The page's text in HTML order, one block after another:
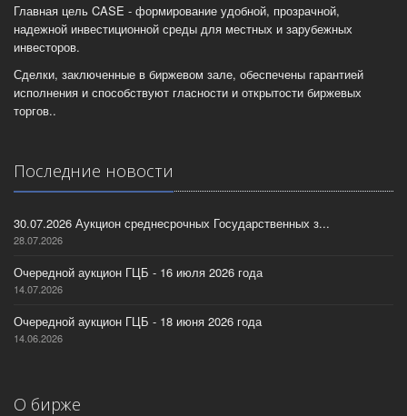
Главная цель CASE - формирование удобной, прозрачной,
надежной инвестиционной среды для местных и зарубежных
инвесторов.
Сделки, заключенные в биржевом зале, обеспечены гарантией
исполнения и способствуют гласности и открытости биржевых
торгов..
Последние новости
30.07.2026 Аукцион среднесрочных Государственных з...
28.07.2026
Очередной аукцион ГЦБ - 16 июля 2026 года
14.07.2026
Очередной аукцион ГЦБ - 18 июня 2026 года
14.06.2026
О бирже